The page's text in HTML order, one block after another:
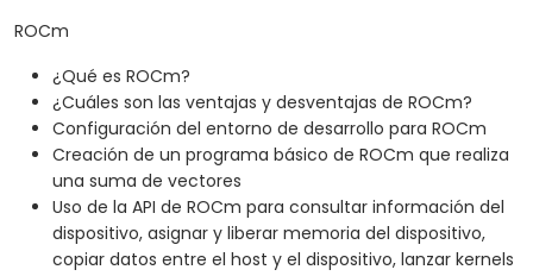
ROCm
¿Qué es ROCm?
¿Cuáles son las ventajas y desventajas de ROCm?
Configuración del entorno de desarrollo para ROCm
Creación de un programa básico de ROCm que realiza
una suma de vectores
Uso de la API de ROCm para consultar información del
dispositivo, asignar y liberar memoria del dispositivo,
copiar datos entre el host y el dispositivo, lanzar kernels